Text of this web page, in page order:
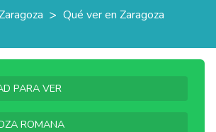
> Qué ver en Zaragoza
para ver
romana